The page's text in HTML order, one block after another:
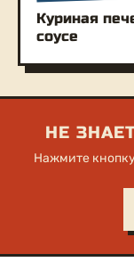
Куриная
соусе
НЕ
Нажмите